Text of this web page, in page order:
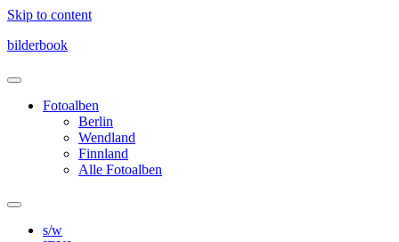
Skip to content
bilderbook
Fotoalben
Berlin
Wendland
Finnland
Alle Fotoalben
s/w